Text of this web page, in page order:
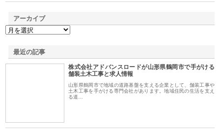
アーカイブ
最近の記事
株式会社アドバンスロードが山形県鶴岡市で手がける
舗装土木工事と求人情報
山形県鶴岡市で地域の道路基盤を支える企業として、舗装工事や
土木工事を手がける専門会社があります。地域住民の生活を支え
る道…